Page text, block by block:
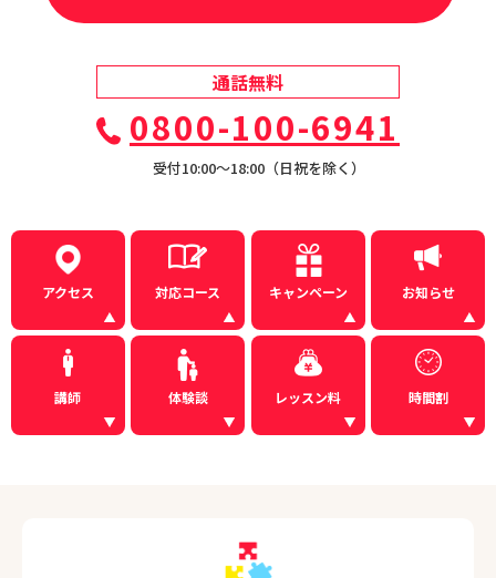
通話無料
0800-100-6941
受付10:00〜18:00（日祝を除く）
アクセス 対応コース キャンペーン お知らせ
講師 体験談 レッスン料 時間割